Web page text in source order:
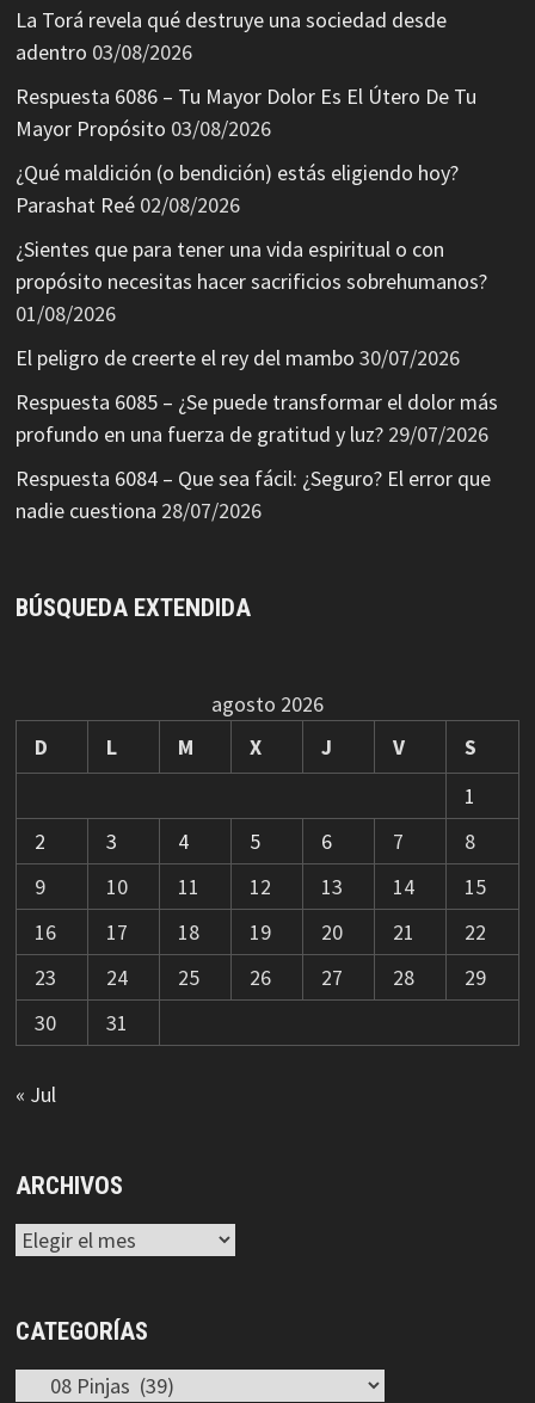
La Torá revela qué destruye una sociedad desde
adentro 03/08/2026
Respuesta 6086 – Tu Mayor Dolor Es El Útero De Tu
Mayor Propósito 03/08/2026
¿Qué maldición (o bendición) estás eligiendo hoy?
Parashat Reé 02/08/2026
¿Sientes que para tener una vida espiritual o con
propósito necesitas hacer sacrificios sobrehumanos?
01/08/2026
El peligro de creerte el rey del mambo 30/07/2026
Respuesta 6085 – ¿Se puede transformar el dolor más
profundo en una fuerza de gratitud y luz? 29/07/2026
Respuesta 6084 – Que sea fácil: ¿Seguro? El error que
nadie cuestiona 28/07/2026
BÚSQUEDA EXTENDIDA
agosto 2026
D
L M X J V
S
1
2
3 4 5 6 7
8
9
10 11 12 13 14
15
16
17 18 19 20 21
22
23
24 25 26 27 28
29
30
31
« Jul
ARCHIVOS
Archivos
CATEGORÍAS
Categorías